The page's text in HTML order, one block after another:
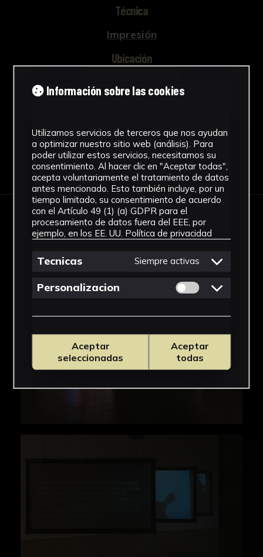
Técnica
Impresión
Ubicación
Ver más
Descargar Ficha
IMÁGENES
Información sobre las cookies
Utilizamos servicios de terceros que nos ayudan
a optimizar nuestro sitio web (análisis). Para
poder utilizar estos servicios, necesitamos su
consentimiento. Al hacer clic en "Aceptar todas",
acepta voluntariamente el tratamiento de datos
antes mencionado. Esto también incluye, por un
tiempo limitado, su consentimiento de acuerdo
con el Artículo 49 (1) (a) GDPR para el
procesamiento de datos fuera del EEE, por
ejemplo, en los EE. UU. Política de privacidad
Tecnicas Siempre activas
Personalizacion Permitir cookies
Aceptar
seleccionadas
Aceptar
todas